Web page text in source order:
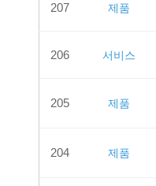
207 제품
206 서비스
205 제품
204 제품